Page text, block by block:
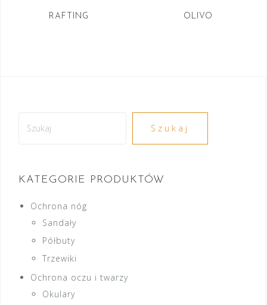
RAFTING OLIVO
Szukaj
KATEGORIE PRODUKTÓW
Ochrona nóg
Sandały
Półbuty
Trzewiki
Ochrona oczu i twarzy
Okulary